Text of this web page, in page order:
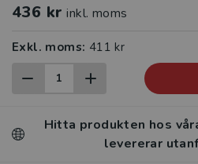
436 kr inkl. moms
Exkl. moms: 411 kr
Hitta produkten hos
levererar